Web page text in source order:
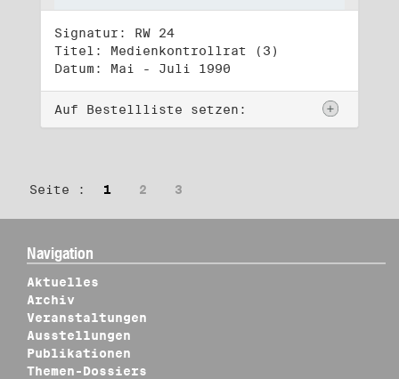
Signatur: RW 24
Titel: Medienkontrollrat (3)
Datum: Mai - Juli 1990
Auf Bestellliste setzen:
Seite : 1 2 3
Navigation
Aktuelles
Archiv
Veranstaltungen
Ausstellungen
Publikationen
Themen-Dossiers